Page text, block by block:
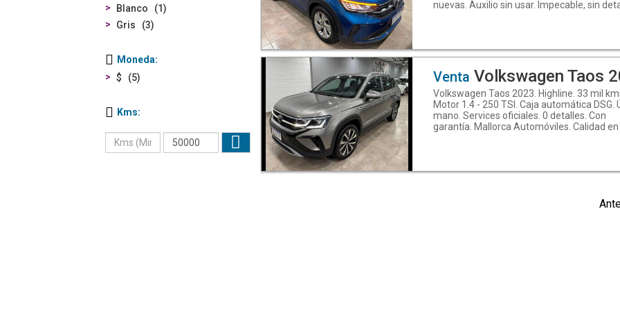
Blanco
1
Gris
3
Moneda
$
5
Kms
nuevas. Auxilio sin usar. Impecable, sin
(0385) 6013961 - WhatsApp: 3854205568.
Descubrí más en
www.mallorcaautomoviles.com. Seguinos
Instagram.com/mallorca.automóviles y
Facebook: Mallorca Automóviles
Venta Volkswagen Taos
Volkswagen Taos 2023. Highline. 33 mil
Motor 1.4 - 250 TSI. Caja automática DSG.
mano. Services oficiales. 0 detalles. Con
garantía. Mallorca Automóviles. Calidad
Descubrí más en